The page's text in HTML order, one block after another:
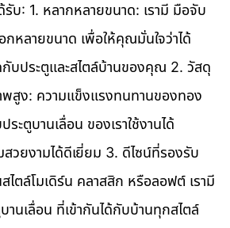
บ: 1. หลากหลายขนาด: เรามี มือจับ
อกหลายขนาด เพื่อให้คุณมั่นใจว่าได้
กับประตูและสไตล์บ้านของคุณ 2. วัสดุ
สูง: ความแข็งแรงทนทานของทอง
ะตูบานเลื่อน ของเราใช้งานได้
สวยงามได้ดีเยี่ยม 3. ดีไซน์ที่รองรับ
สไตล์โมเดิร์น คลาสสิก หรือลอฟต์ เรามี
นเลื่อน ที่เข้ากันได้กับบ้านทุกสไตล์